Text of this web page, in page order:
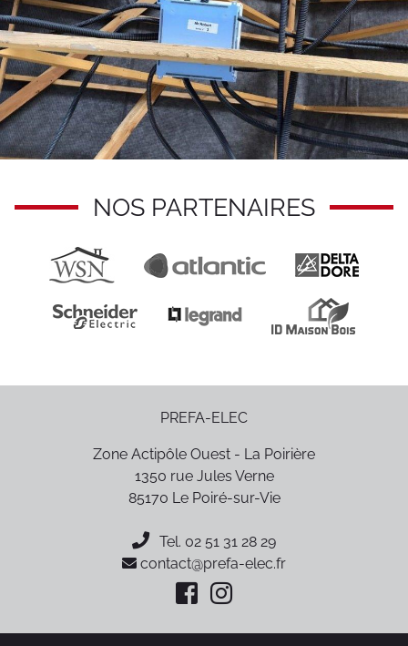
NOS PARTENAIRES
PREFA-ELEC
Zone Actipôle Ouest - La Poirière
1350 rue Jules Verne
85170 Le Poiré-sur-Vie
Tel. 02 51 31 28 29
contact@prefa-elec.fr